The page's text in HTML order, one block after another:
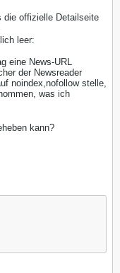
die offizielle Detailseite
leer:
eine News-URL
der Newsreader
noindex,nofollow stelle,
was ich
kann?